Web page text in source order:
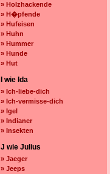
» Holzhackende
» H�pfende
» Hufeisen
» Huhn
» Hummer
» Hunde
» Hut
I wie Ida
» Ich-liebe-dich
» Ich-vermisse-dich
» Igel
» Indianer
» Insekten
J wie Julius
» Jaeger
» Jeeps